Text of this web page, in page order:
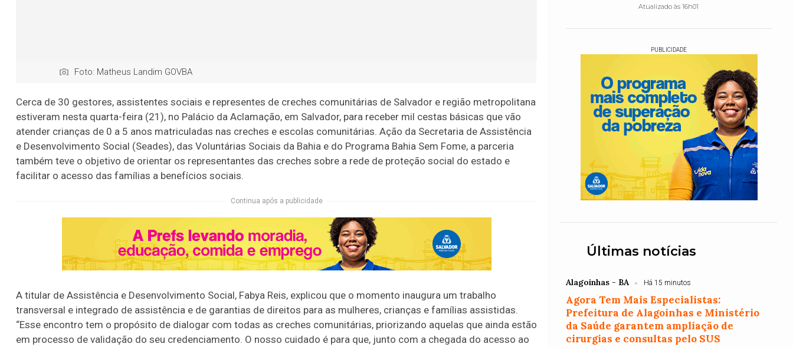
Foto: Matheus Landim GOVBA
Cerca de 30 gestores, assistentes sociais e representes de creches comunitárias de Salvador e região metropolitana
estiveram nesta quarta-feira (21), no Palácio da Aclamação, em Salvador, para receber mil cestas básicas que vão
atender crianças de 0 a 5 anos matriculadas nas creches e escolas comunitárias. Ação da Secretaria de Assistência
e Desenvolvimento Social (Seades), das Voluntárias Sociais da Bahia e do Programa Bahia Sem Fome, a parceria
também teve o objetivo de orientar os representantes das creches sobre a rede de proteção social do estado e
facilitar o acesso das famílias a benefícios sociais.
Continua após a publicidade
A titular de Assistência e Desenvolvimento Social, Fabya Reis, explicou que o momento inaugura um trabalho
transversal e integrado de assistência e de garantias de direitos para as mulheres, crianças e famílias assistidas.
“Esse encontro tem o propósito de dialogar com todas as creches comunitárias, priorizando aquelas que ainda estão
em processo de validação do seu credenciamento. O nosso cuidado é para que, junto com a chegada do acesso ao
Atualizado às 16h01
PUBLICIDADE
Últimas notícias
Alagoinhas - BA Há 15 minutos
Agora Tem Mais Especialistas:
Prefeitura de Alagoinhas e Ministério
da Saúde garantem ampliação de
cirurgias e consultas pelo SUS